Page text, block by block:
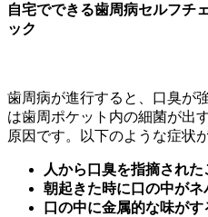
自宅でできる歯周病セルフチ
ック
歯周病が進行すると、口臭が
は歯周ポケット内の細菌が出
原因です。以下のような症状
人から口臭を指摘された
朝起きた時に口の中がネ
口の中に金属的な味がす